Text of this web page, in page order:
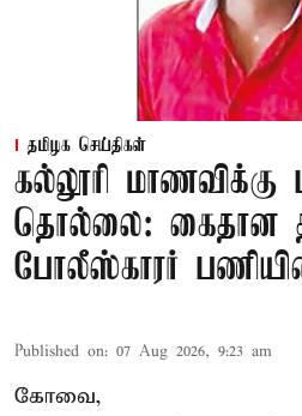
தமிழக செய்திகள்
கல்லூரி மாணவிக்கு
தொல்லை: கைதான
போலீஸ்காரர்
Published on: 07 Aug 2026, 9:23 am
கோவை,